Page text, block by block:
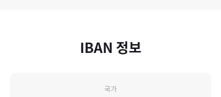
IBAN 정보
국가